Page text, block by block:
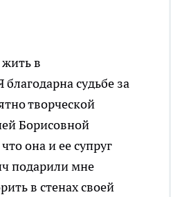
жить в
судьбе за
творческой
Борисовной
она и ее супруг
подарили мне
в стенах своей